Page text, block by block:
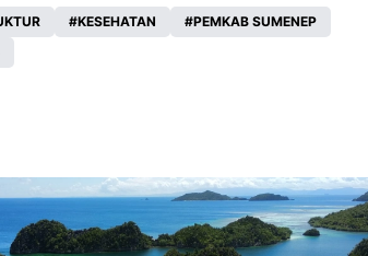
KESEHATAN
PEMKAB SUMENEP